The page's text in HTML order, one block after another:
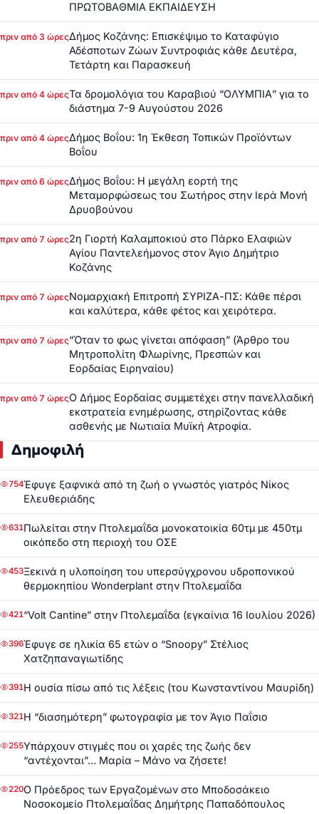
ΠΡΩΤΟΒΑΘΜΙΑ ΕΚΠΑΙΔΕΥΣΗ
πριν από 3 ώρεςΔήμος Κοζάνης: Επισκέψιμο το Καταφύγιο
Αδέσποτων Ζώων Συντροφιάς κάθε Δευτέρα,
Τετάρτη και Παρασκευή
πριν από 4 ώρεςΤα δρομολόγια του Καραβιού “ΟΛΥΜΠΙΑ” για το
διάστημα 7-9 Αυγούστου 2026
πριν από 4 ώρεςΔήμος Βοΐου: 1η Έκθεση Τοπικών Προϊόντων
Βοΐου
πριν από 6 ώρεςΔήμος Βοΐου: Η μεγάλη εορτή της
Μεταμορφώσεως του Σωτήρος στην Ιερά Μονή
Δρυοβούνου
πριν από 7 ώρες2η Γιορτή Καλαμποκιού στο Πάρκο Ελαφιών
Αγίου Παντελεήμονος στον Άγιο Δημήτριο
Κοζάνης
πριν από 7 ώρεςΝομαρχιακή Επιτροπή ΣΥΡΙΖΑ-ΠΣ: Κάθε πέρσι
και καλύτερα, κάθε φέτος και χειρότερα.
πριν από 7 ώρες“Όταν το φως γίνεται απόφαση” (Άρθρο του
Μητροπολίτη Φλωρίνης, Πρεσπών και
Εορδαίας Ειρηναίου)
πριν από 7 ώρεςΟ Δήμος Εορδαίας συμμετέχει στην πανελλαδική
εκστρατεία ενημέρωσης, στηρίζοντας κάθε
ασθενής με Νωτιαία Μυϊκή Ατροφία.
Δημοφιλή
754Έφυγε ξαφνικά από τη ζωή ο γνωστός γιατρός Νίκος
Ελευθεριάδης
631Πωλείται στην Πτολεμαΐδα μονοκατοικία 60τμ με 450τμ
οικόπεδο στη περιοχή του ΟΣΕ
453Ξεκινά η υλοποίηση του υπερσύγχρονου υδροπονικού
θερμοκηπίου Wonderplant στην Πτολεμαΐδα
421“Volt Cantine” στην Πτολεμαΐδα (εγκαίνια 16 Ιουλίου 2026)
396Έφυγε σε ηλικία 65 ετών ο “Snoopy” Στέλιος
Χατζηπαναγιωτίδης
391Η ουσία πίσω από τις λέξεις (του Κωνσταντίνου Μαυρίδη)
321Η “διασημότερη” φωτογραφία με τον Άγιο Παΐσιο
255Υπάρχουν στιγμές που οι χαρές της ζωής δεν
“αντέχονται”… Μαρία – Μάνο να ζήσετε!
220Ο Πρόεδρος των Εργαζομένων στο Μποδοσάκειο
Νοσοκομείο Πτολεμαΐδας Δημήτρης Παπαδόπουλος